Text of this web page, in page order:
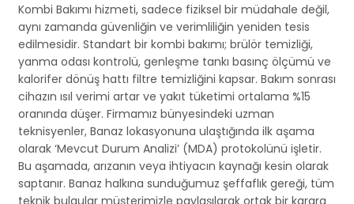
Kombi Bakımı hizmeti, sadece fiziksel bir müdahale değil,
aynı zamanda güvenliğin ve verimliliğin yeniden tesis
edilmesidir. Standart bir kombi bakımı; brülör temizliği,
yanma odası kontrolü, genleşme tankı basınç ölçümü ve
kalorifer dönüş hattı filtre temizliğini kapsar. Bakım sonrası
cihazın ısıl verimi artar ve yakıt tüketimi ortalama %15
oranında düşer. Firmamız bünyesindeki uzman
teknisyenler, Banaz lokasyonuna ulaştığında ilk aşama
olarak ‘Mevcut Durum Analizi’ (MDA) protokolünü işletir.
Bu aşamada, arızanın veya ihtiyacın kaynağı kesin olarak
saptanır. Banaz halkına sunduğumuz şeffaflık gereği, tüm
teknik bulgular müşterimizle paylaşılarak ortak bir karara